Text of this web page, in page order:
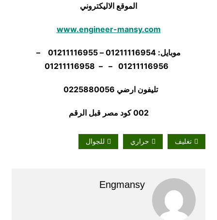
الموقع الاليكتروني
www.engineer-mansy.com
موبايل: 01211116954 – 01211116955 –
تليفون ارضي 0225880056
002 كود مصر قبل الرقم
تغليف حراري للجوال
Engmansy